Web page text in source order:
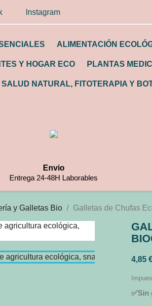
Instagram
ALIMENTACIÓN
Y HOGAR ECO PLANTAS
SALUD NATURAL, FITOTERAPIA Y
Envio
Entrega 24-48H Laborables
y Galletas Bio Galletas de Chufas
4,85
✅Sin